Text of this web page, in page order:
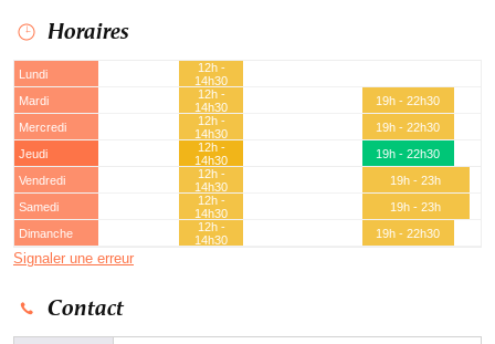
Horaires
Lundi
12h -
14h30
Mardi
12h -
14h30
19h - 22h30
Mercredi
12h -
14h30
19h - 22h30
Jeudi
12h -
14h30
19h - 22h30
Vendredi
12h -
14h30
19h - 23h
Samedi
12h -
14h30
19h - 23h
Dimanche
12h -
14h30
19h - 22h30
Signaler une erreur
Contact